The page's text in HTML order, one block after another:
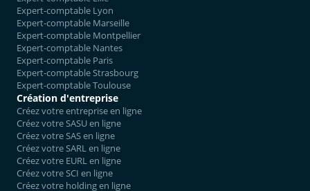
Expert-comptable Lyon
Expert-comptable Marseille
Expert-comptable Montpellier
Expert-comptable Nantes
Expert-comptable Paris
Expert-comptable Strasbourg
Expert-comptable Toulouse
Création d'entreprise
Créez votre entreprise en ligne
Créez votre SASU en ligne
Créez votre SAS en ligne
Créez votre SARL en ligne
Créez votre EURL en ligne
Créez votre SCI en ligne
Créez votre holding en ligne